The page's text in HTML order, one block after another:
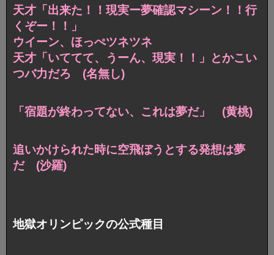
天才「出来た！！現実ー夢確認マシーン！！行
くぞー！！」
ウイーン、ほっぺツネツネ
天才「いててて、うーん、現実！！」とかこい
つバ力だろ (名無し)
「宿題が終わってない、これは夢だ」 (黄桃)
追いかけられた時に空飛ぼうとする発想は夢
だ (沙羅)
地獄オリンピックの公式種目